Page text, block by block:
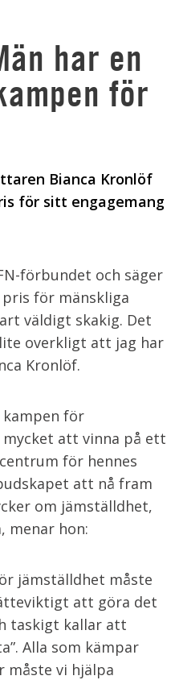
har en
för
Bianca Kronlöf
för sitt engagemang
förbundet och säger
för mänskliga
väldigt skakig. Det
overkligt att jag har
Kronlöf.
för
att vinna på ett
för hennes
att nå fram
om jämställdhet,
menar hon:
jämställdhet måste
att göra det
taskigt kallar att
Alla som kämpar
måste vi hjälpa